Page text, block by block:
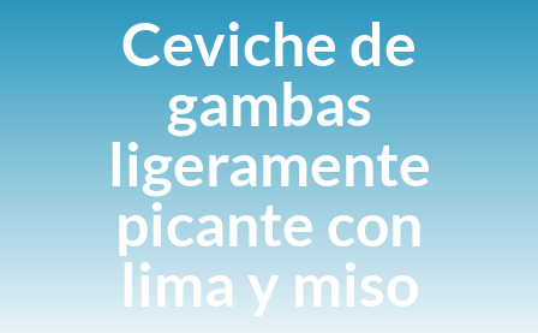
Ceviche de
gambas
ligeramente
picante con
lima y miso